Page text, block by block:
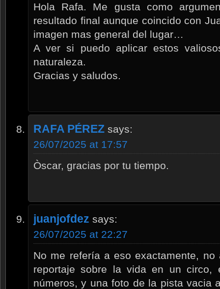
Hola Rafa. Me gusta como
resultado final aunque coincido con
imagen mas general del lugar…
A ver si puedo aplicar estos
naturaleza.
Gracias y saludos.
RAFA PÉREZ says:
26/07/2025 at 17:57
Òscar, gracias por tu tiempo.
juanjofdez says:
26/07/2025 at 22:27
No me refería a eso exactamente,
reportaje sobre la vida en un circo,
números, y una foto de la pista vacia